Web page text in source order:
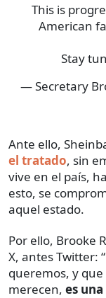
This is
American
Stay
— Secretary
Ante ello,
el tratado, sin
vive en el país,
esto, se
aquel estado.
Por ello, Brooke
X, antes Twitter: “
queremos, y
merecen, es